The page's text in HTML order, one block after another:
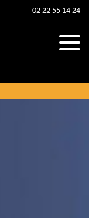
02 22 55 14 24